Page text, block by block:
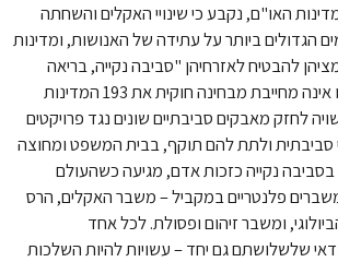
האו"ם, נקבע כי שינויי האקלים והשחתה
הגדולים ביותר על עתידה של האנושות, ומדינות
להבטיח לאזרחיהן "סביבה נקייה, בריאה
ובת-קיימא". החלטה זו אינה מחייבת מבחינה חוקית את 193 המדינות
לחזק מאבקים סביבתיים שונים נגד פרויקטים
סביבתית ולתת להם תוקף, בבית המשפט ומחוצה
נקייה כזכות אדם, מגיעה כשהעולם
פלנטריים במקביל – משבר האקלים, הרס
ומשבר זיהום ופסולת. לכל אחד
שלשלושתם גם יחד – עשויות להיות השלכות